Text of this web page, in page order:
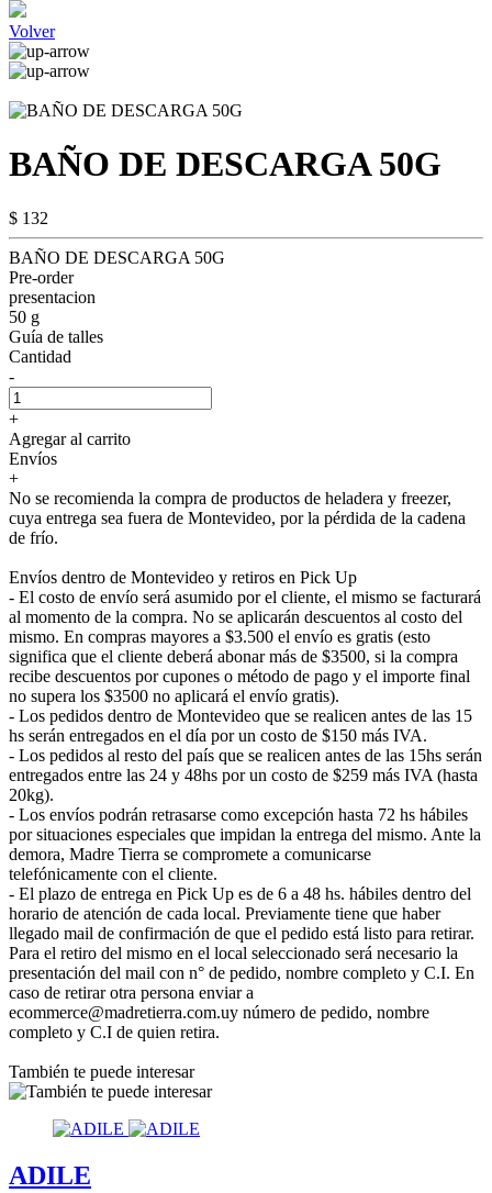
Volver
BAÑO DE DESCARGA 50G
$ 132
BAÑO DE DESCARGA 50G
Pre-order
presentacion
50 g
Guía de talles
Cantidad
-
+
Agregar al carrito
Envíos
+
No se recomienda la compra de productos de heladera y freezer,
cuya entrega sea fuera de Montevideo, por la pérdida de la cadena
de frío.
Envíos dentro de Montevideo y retiros en Pick Up
- El costo de envío será asumido por el cliente, el mismo se facturará
al momento de la compra. No se aplicarán descuentos al costo del
mismo. En compras mayores a $3.500 el envío es gratis (esto
significa que el cliente deberá abonar más de $3500, si la compra
recibe descuentos por cupones o método de pago y el importe final
no supera los $3500 no aplicará el envío gratis).
- Los pedidos dentro de Montevideo que se realicen antes de las 15
hs serán entregados en el día por un costo de $150 más IVA.
- Los pedidos al resto del país que se realicen antes de las 15hs serán
entregados entre las 24 y 48hs por un costo de $259 más IVA (hasta
20kg).
- Los envíos podrán retrasarse como excepción hasta 72 hs hábiles
por situaciones especiales que impidan la entrega del mismo. Ante la
demora, Madre Tierra se compromete a comunicarse
telefónicamente con el cliente.
- El plazo de entrega en Pick Up es de 6 a 48 hs. hábiles dentro del
horario de atención de cada local. Previamente tiene que haber
llegado mail de confirmación de que el pedido está listo para retirar.
Para el retiro del mismo en el local seleccionado será necesario la
presentación del mail con n° de pedido, nombre completo y C.I. En
caso de retirar otra persona enviar a
ecommerce@madretierra.com.uy número de pedido, nombre
completo y C.I de quien retira.
También te puede interesar
ADILE